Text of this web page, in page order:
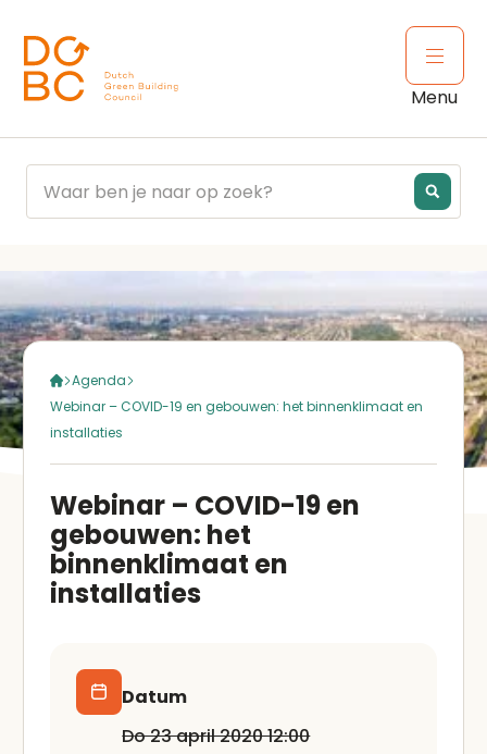
Open
Menu
Agenda
Webinar – COVID-19 en gebouwen: het binnenklimaat en
installaties
Webinar – COVID-19 en
gebouwen: het
binnenklimaat en
installaties
Datum
do 23 april 2020 12:00